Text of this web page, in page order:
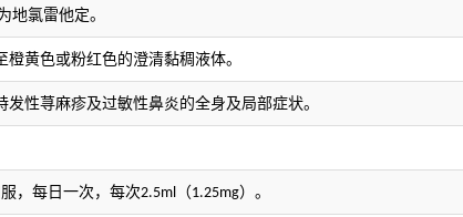
地氯雷他定。
橙黄色或粉红色的澄清黏稠液体。
发性荨麻疹及过敏性鼻炎的全身及局部症状。
， 每日一次，每次2.5ml （1.25mg）。